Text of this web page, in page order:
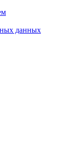
данных